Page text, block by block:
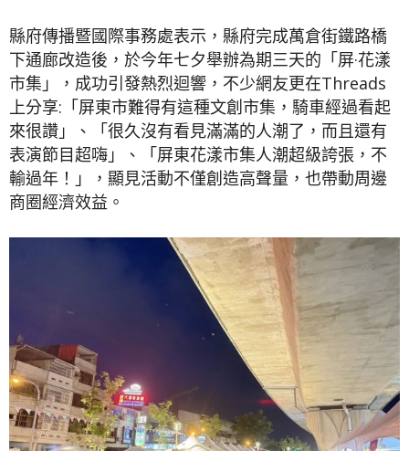
縣府傳播暨國際事務處表示，縣府完成萬倉街鐵路橋
下通廊改造後，於今年七夕舉辦為期三天的「屏·花漾
市集」，成功引發熱烈迴響，不少網友更在Threads
上分享:「屏東市難得有這種文創市集，騎車經過看起
來很讚」、「很久沒有看見滿滿的人潮了，而且還有
表演節目超嗨」、「屏東花漾市集人潮超級誇張，不
輸過年！」，顯見活動不僅創造高聲量，也帶動周邊
商圈經濟效益。